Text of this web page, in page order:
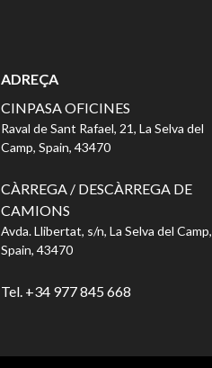
ADREÇA
CINPASA OFICINES
Raval de Sant Rafael, 21, La Selva del
Camp, Spain, 43470
CÀRREGA / DESCÀRREGA DE
CAMIONS
Avda. Llibertat, s/n, La Selva del Camp,
Spain, 43470
Tel. +34 977 845 668